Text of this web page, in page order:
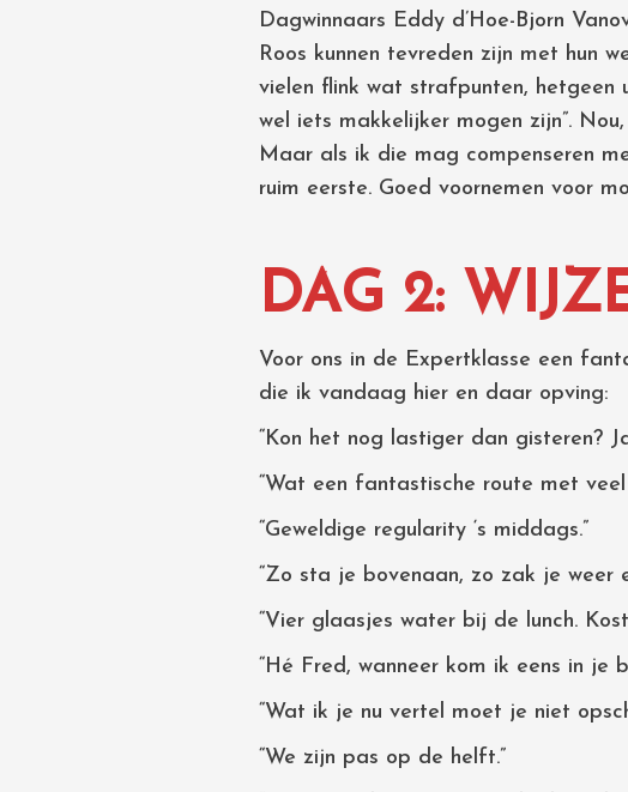
Dagwinnaars Eddy d’Hoe-Bjorn
Roos kunnen tevreden zijn met hun
vielen flink wat strafpunten,
wel iets makkelijker mogen zijn”.
Maar als ik die mag compenseren
ruim eerste. Goed voornemen voor
DAG 2:
Voor ons in de Expertklasse een
die ik vandaag hier en daar opving:
“Kon het nog lastiger dan gisteren?
“Wat een fantastische route met veel
“Geweldige regularity ‘s middags.”
“Zo sta je bovenaan, zo zak je weer
“Vier glaasjes water bij de lunch.
“Hé Fred, wanneer kom ik eens in je
“Wat ik je nu vertel moet je niet
“We zijn pas op de helft.”